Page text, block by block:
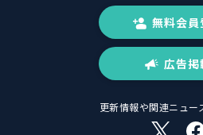
無料会員
広告掲
更新情報や関連ニュー